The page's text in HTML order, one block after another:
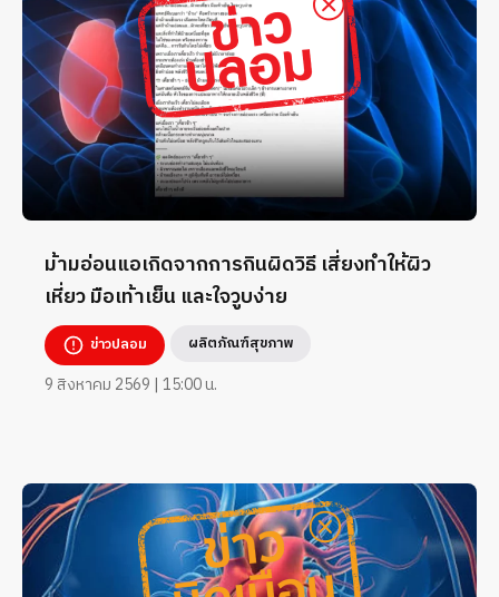
ม้ามอ่อนแอเกิดจากการกินผิดวิธี เสี่ยงทำให้ผิว
เหี่ยว มือเท้าเย็น และใจวูบง่าย
ข่าวปลอม ผลิตภัณฑ์สุขภาพ
9 สิงหาคม 2569 | 15:00 น.